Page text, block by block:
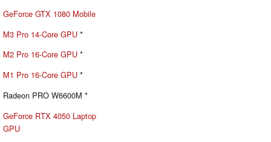
GeForce GTX 1080 Mobile
M3 Pro 14-Core GPU *
M2 Pro 16-Core GPU *
M1 Pro 16-Core GPU *
Radeon PRO W6600M *
GeForce RTX 4050 Laptop
GPU